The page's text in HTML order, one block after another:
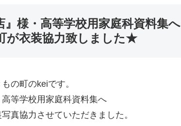
』様・ 高等学校用家庭科資料集へ
が衣装協力致しました★
の町のkeiです。
高等学校用家庭科資料集へ
真協力させていただきました。